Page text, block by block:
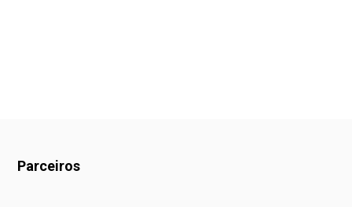
Parceiros